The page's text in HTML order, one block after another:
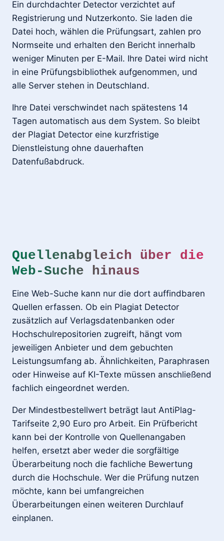
Ein durchdachter Detector verzichtet auf
Registrierung und Nutzerkonto. Sie laden die
Datei hoch, wählen die Prüfungsart, zahlen pro
Normseite und erhalten den Bericht innerhalb
weniger Minuten per E-Mail. Ihre Datei wird nicht
in eine Prüfungsbibliothek aufgenommen, und
alle Server stehen in Deutschland.
Ihre Datei verschwindet nach spätestens 14
Tagen automatisch aus dem System. So bleibt
der Plagiat Detector eine kurzfristige
Dienstleistung ohne dauerhaften
Datenfußabdruck.
Quellenabgleich über die
Web-Suche hinaus
Eine Web-Suche kann nur die dort auffindbaren
Quellen erfassen. Ob ein Plagiat Detector
zusätzlich auf Verlagsdatenbanken oder
Hochschulrepositorien zugreift, hängt vom
jeweiligen Anbieter und dem gebuchten
Leistungsumfang ab. Ähnlichkeiten, Paraphrasen
oder Hinweise auf KI-Texte müssen anschließend
fachlich eingeordnet werden.
Der Mindestbestellwert beträgt laut AntiPlag-
Tarifseite 2,90 Euro pro Arbeit. Ein Prüfbericht
kann bei der Kontrolle von Quellenangaben
helfen, ersetzt aber weder die sorgfältige
Überarbeitung noch die fachliche Bewertung
durch die Hochschule. Wer die Prüfung nutzen
möchte, kann bei umfangreichen
Überarbeitungen einen weiteren Durchlauf
einplanen.